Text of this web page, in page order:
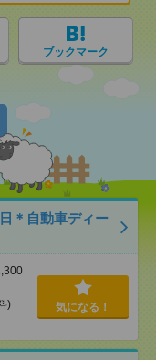
ブックマーク
＊自動車ディー
)
気になる！